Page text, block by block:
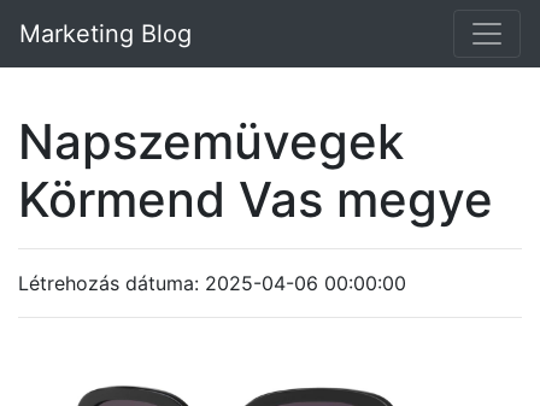
Marketing Blog
Napszemüvegek
Körmend Vas megye
Létrehozás dátuma: 2025-04-06 00:00:00